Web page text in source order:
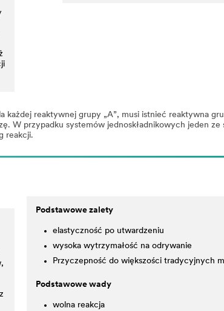
reaktywnej grupy „A”, musi istnieć reaktywna
W przypadku systemów jednoskładnikowych jeden
reakcji.
Podstawowe zalety
elastyczność po utwardzeniu
wysoka wytrzymałość na odrywanie
Przyczepność do większości tradycyjnych
Podstawowe wady
wolna reakcja